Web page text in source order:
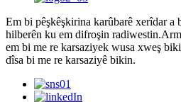
Em bi pêşkêşkirina karûbarê xerîdar a
hilberên ku em difroşin
em bi me re karsaziyek wusa xweş
dîsa bi me re karsaziyê bikin.